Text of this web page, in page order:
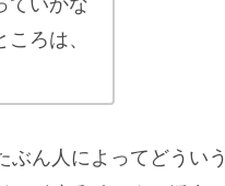
ろは、
ぶん人によってどういう